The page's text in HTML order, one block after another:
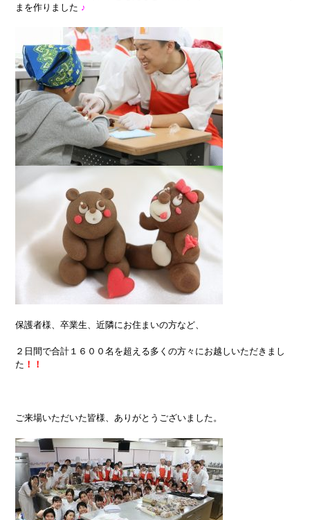
まを作りました ♪
保護者様、卒業生、近隣にお住まいの方など、
２日間で合計１６００名を超える多くの方々にお越しいただきまし
た ！！
ご来場いただいた皆様、ありがとうございました。